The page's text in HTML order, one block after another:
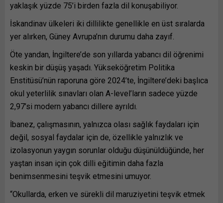
yaklaşık yüzde 75’i birden fazla dil konuşabiliyor.
İskandinav ülkeleri iki dillilikte genellikle en üst sıralarda
yer alırken, Güney Avrupa’nın durumu daha zayıf.
Öte yandan, İngiltere’de son yıllarda yabancı dil öğrenimi
keskin bir düşüş yaşadı. Yükseköğretim Politika
Enstitüsü’nün raporuna göre 2024’te, İngiltere’deki başlıca
okul yeterlilik sınavları olan A-level’ların sadece yüzde
2,97’si modern yabancı dillere ayrıldı.
İbanez, çalışmasının, yalnızca olası sağlık faydaları için
değil, sosyal faydalar için de, özellikle yalnızlık ve
izolasyonun yaygın sorunlar olduğu düşünüldüğünde, her
yaştan insan için çok dilli eğitimin daha fazla
benimsenmesini teşvik etmesini umuyor.
“Okullarda, erken ve sürekli dil maruziyetini teşvik etmek